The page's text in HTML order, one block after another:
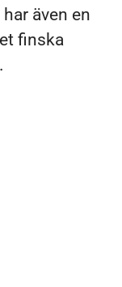
även en
finska